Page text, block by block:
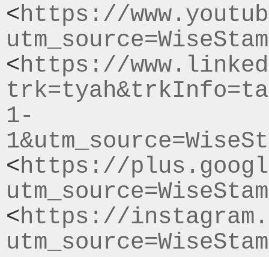
<https://
<https://
1-
<https://
<https://